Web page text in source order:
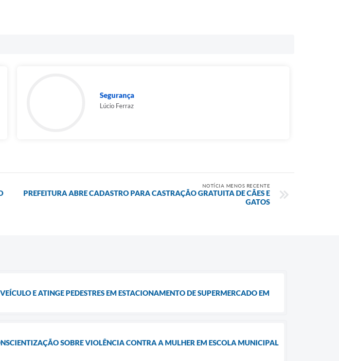
Segurança
Lúcio Ferraz
NOTÍCIA MENOS RECENTE
PREFEITURA ABRE CADASTRO PARA CASTRAÇÃO GRATUITA DE CÃES E
GATOS
E ATINGE PEDESTRES EM ESTACIONAMENTO DE SUPERMERCADO EM
SOBRE VIOLÊNCIA CONTRA A MULHER EM ESCOLA MUNICIPAL